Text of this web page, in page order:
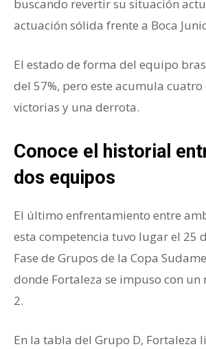
buscando revertir su situación
actuación sólida frente a Boca
El estado de forma del equipo
del 57%, pero este acumula cuatro
victorias y una derrota.
Conoce el historial
dos equipos
El último enfrentamiento entre
esta competencia tuvo lugar el 25
Fase de Grupos de la Copa
donde Fortaleza se impuso con un
2.
En la tabla del Grupo D, Fortaleza